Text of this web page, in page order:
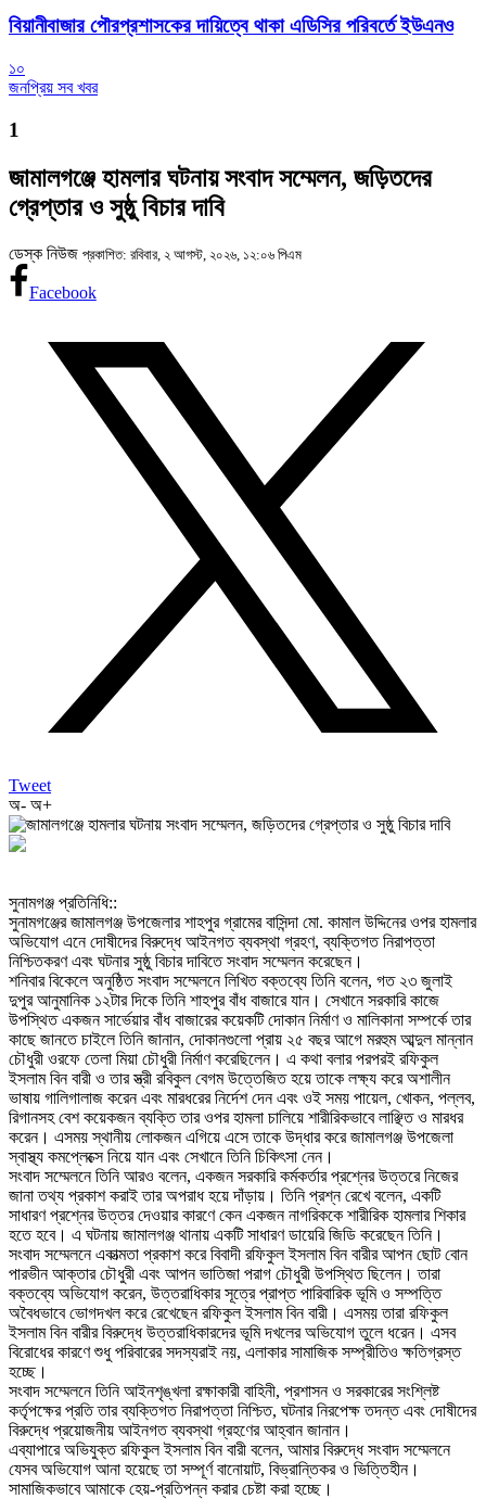
বিয়ানীবাজার পৌরপ্রশাসকের দায়িত্বে থাকা এডিসির পরিবর্তে ইউএনও
১০
জনপ্রিয় সব খবর
1
জামালগঞ্জে হামলার ঘটনায় সংবাদ সম্মেলন, জড়িতদের
গ্রেপ্তার ও সুষ্ঠু বিচার দাবি
ডেস্ক নিউজ প্রকাশিত: রবিবার, ২ আগস্ট, ২০২৬, ১২:০৬ পিএম
Facebook
Tweet
অ- অ+
‎সুনামগঞ্জ প্রতিনিধি::
‎সুনামগঞ্জের জামালগঞ্জ উপজেলার শাহপুর গ্রামের বাসিন্দা মো. কামাল উদ্দিনের ওপর হামলার
অভিযোগ এনে দোষীদের বিরুদ্ধে আইনগত ব্যবস্থা গ্রহণ, ব্যক্তিগত নিরাপত্তা
নিশ্চিতকরণ এবং ঘটনার সুষ্ঠু বিচার দাবিতে সংবাদ সম্মেলন করেছেন।
‎শনিবার বিকেলে অনুষ্ঠিত সংবাদ সম্মেলনে লিখিত বক্তব্যে তিনি বলেন, গত ২৩ জুলাই
দুপুর আনুমানিক ১২টার দিকে তিনি শাহপুর বাঁধ বাজারে যান। সেখানে সরকারি কাজে
উপস্থিত একজন সার্ভেয়ার বাঁধ বাজারের কয়েকটি দোকান নির্মাণ ও মালিকানা সম্পর্কে তার
কাছে জানতে চাইলে তিনি জানান, দোকানগুলো প্রায় ২৫ বছর আগে মরহুম আব্দুল মান্নান
চৌধুরী ওরফে তেলা মিয়া চৌধুরী নির্মাণ করেছিলেন। এ কথা বলার পরপরই রফিকুল
ইসলাম বিন বারী ও তার স্ত্রী রবিকুল বেগম উত্তেজিত হয়ে তাকে লক্ষ্য করে অশালীন
ভাষায় গালিগালাজ করেন এবং মারধরের নির্দেশ দেন এবং ওই সময় পায়েল, খোকন, পল্লব,
রিগানসহ বেশ কয়েকজন ব্যক্তি তার ওপর হামলা চালিয়ে শারীরিকভাবে লাঞ্ছিত ও মারধর
করেন। এসময় স্থানীয় লোকজন এগিয়ে এসে তাকে উদ্ধার করে জামালগঞ্জ উপজেলা
স্বাস্থ্য কমপ্লেক্সে নিয়ে যান এবং সেখানে তিনি চিকিৎসা নেন।
‎সংবাদ সম্মেলনে তিনি আরও বলেন, একজন সরকারি কর্মকর্তার প্রশ্নের উত্তরে নিজের
জানা তথ্য প্রকাশ করাই তার অপরাধ হয়ে দাঁড়ায়। তিনি প্রশ্ন রেখে বলেন, একটি
সাধারণ প্রশ্নের উত্তর দেওয়ার কারণে কেন একজন নাগরিককে শারীরিক হামলার শিকার
হতে হবে। এ ঘটনায় জামালগঞ্জ থানায় একটি সাধারণ ডায়েরি জিডি করেছেন তিনি।
‎সংবাদ সম্মেলনে একাত্মতা প্রকাশ করে বিবাদী রফিকুল ইসলাম বিন বারীর আপন ছোট বোন
পারভীন আক্তার চৌধুরী এবং আপন ভাতিজা পরাগ চৌধুরী উপস্থিত ছিলেন। তারা
বক্তব্যে অভিযোগ করেন, উত্তরাধিকার সূত্রে প্রাপ্ত পারিবারিক ভূমি ও সম্পত্তি
অবৈধভাবে ভোগদখল করে রেখেছেন রফিকুল ইসলাম বিন বারী। এসময় তারা রফিকুল
ইসলাম বিন বারীর বিরুদ্ধে উত্তরাধিকারদের ভূমি দখলের অভিযোগ তুলে ধরেন। এসব
বিরোধের কারণে শুধু পরিবারের সদস্যরাই নয়, এলাকার সামাজিক সম্প্রীতিও ক্ষতিগ্রস্ত
হচ্ছে।
‎সংবাদ সম্মেলনে তিনি আইনশৃঙ্খলা রক্ষাকারী বাহিনী, প্রশাসন ও সরকারের সংশ্লিষ্ট
কর্তৃপক্ষের প্রতি তার ব্যক্তিগত নিরাপত্তা নিশ্চিত, ঘটনার নিরপেক্ষ তদন্ত এবং দোষীদের
বিরুদ্ধে প্রয়োজনীয় আইনগত ব্যবস্থা গ্রহণের আহ্বান জানান।
‎এব্যাপারে অভিযুক্ত রফিকুল ইসলাম বিন বারী বলেন, আমার বিরুদ্ধে সংবাদ সম্মেলনে
যেসব অভিযোগ আনা হয়েছে তা সম্পূর্ণ বানোয়াট, বিভ্রান্তিকর ও ভিত্তিহীন।
সামাজিকভাবে আমাকে হেয়-প্রতিপন্ন করার চেষ্টা করা হচ্ছে।